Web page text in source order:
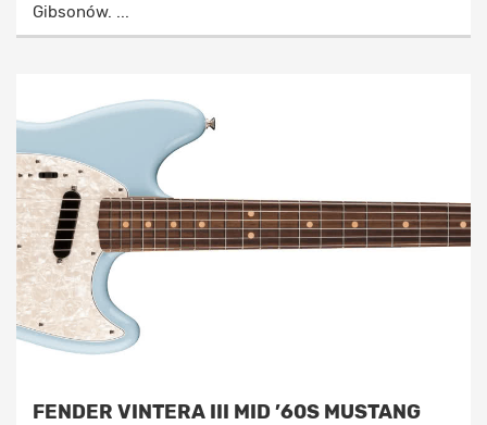
Gibsonów. ...
FENDER VINTERA III MID ’60S MUSTANG